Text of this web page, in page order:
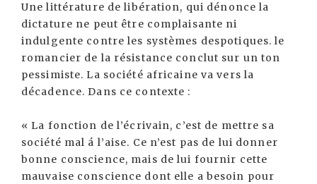
Une littérature de libération, qui dénonce la
dictature ne peut être complaisante ni
indulgente contre les systèmes despotiques. le
romancier de la résistance conclut sur un ton
pessimiste. La société africaine va vers la
décadence. Dans ce contexte :
« La fonction de l’écrivain, c’est de mettre sa
société mal á l’aise. Ce n’est pas de lui donner
bonne conscience, mais de lui fournir cette
mauvaise conscience dont elle a besoin pour